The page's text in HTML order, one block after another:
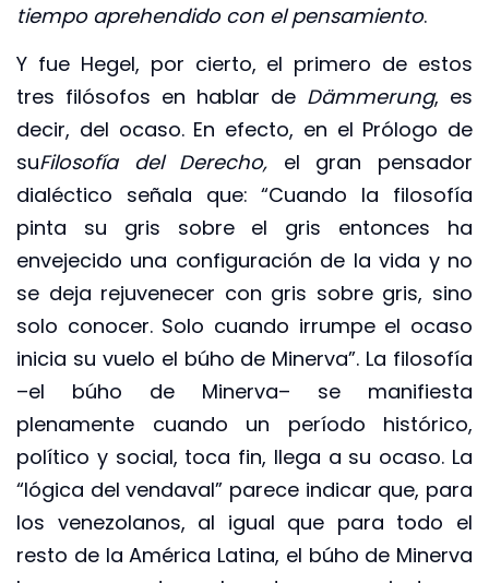
tiempo aprehendido con el pensamiento.
Y fue Hegel, por cierto, el primero de estos
tres filósofos en hablar de Dämmerung, es
decir, del ocaso. En efecto, en el Prólogo de
suFilosofía del Derecho, el gran pensador
dialéctico señala que: “Cuando la filosofía
pinta su gris sobre el gris entonces ha
envejecido una configuración de la vida y no
se deja rejuvenecer con gris sobre gris, sino
solo conocer. Solo cuando irrumpe el ocaso
inicia su vuelo el búho de Minerva”. La filosofía
–el búho de Minerva– se manifiesta
plenamente cuando un período histórico,
político y social, toca fin, llega a su ocaso. La
“lógica del vendaval” parece indicar que, para
los venezolanos, al igual que para todo el
resto de la América Latina, el búho de Minerva